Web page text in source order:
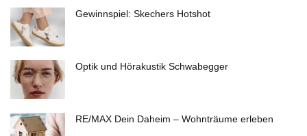
Gewinnspiel: Skechers Hotshot
Optik und Hörakustik Schwabegger
RE/MAX Dein Daheim – Wohnträume erleben